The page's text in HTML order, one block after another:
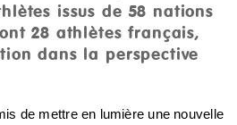
issus de 58 nations
28 athlètes français,
dans la perspective
de mettre en lumière une nouvelle